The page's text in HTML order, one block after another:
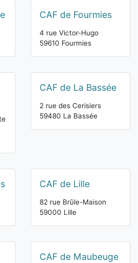
CAF de Fourmies
4 rue Victor-Hugo
59610 Fourmies
CAF de La Bassée
2 rue des Cerisiers
59480 La Bassée
CAF de Lille
82 rue Brûle-Maison
59000 Lille
CAF de Maubeuge